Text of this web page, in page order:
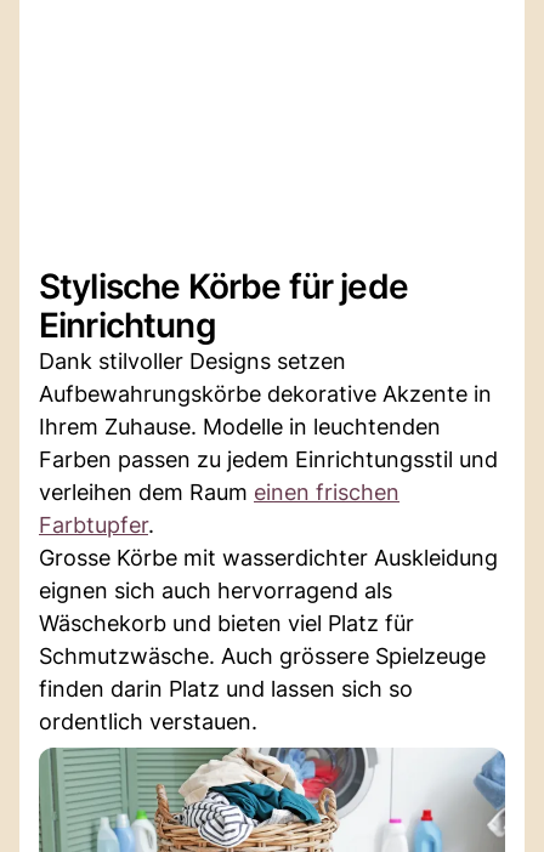
Stylische Körbe für jede
Einrichtung
Dank stilvoller Designs setzen
Aufbewahrungskörbe dekorative Akzente in
Ihrem Zuhause. Modelle in leuchtenden
Farben passen zu jedem Einrichtungsstil und
verleihen dem Raum einen frischen
Farbtupfer.
Grosse Körbe mit wasserdichter Auskleidung
eignen sich auch hervorragend als
Wäschekorb und bieten viel Platz für
Schmutzwäsche. Auch grössere Spielzeuge
finden darin Platz und lassen sich so
ordentlich verstauen.